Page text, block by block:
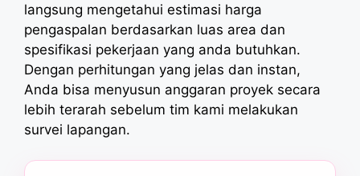
langsung mengetahui estimasi harga
pengaspalan berdasarkan luas area dan
spesifikasi pekerjaan yang anda butuhkan.
Dengan perhitungan yang jelas dan instan,
Anda bisa menyusun anggaran proyek secara
lebih terarah sebelum tim kami melakukan
survei lapangan.